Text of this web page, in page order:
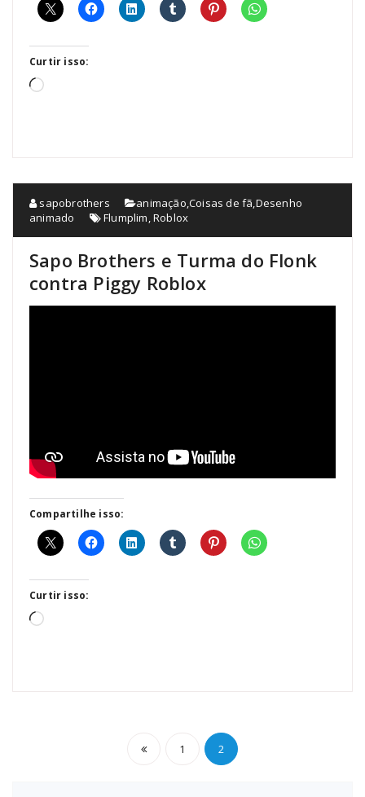
Curtir isso:
Carregando...
sapobrothers animação,Coisas de fã,Desenho
animado
Flumplim,Roblox
Sapo Brothers e Turma do Flonk
contra Piggy Roblox
Compartilhe isso:
Curtir isso:
Carregando...
Paginação
1 2